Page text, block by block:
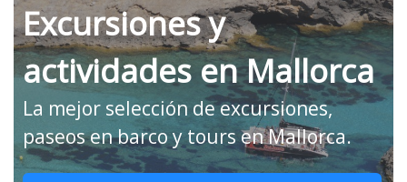
Excursiones y
actividades en Mallorca
La mejor selección de excursiones,
paseos en barco y tours en Mallorca.